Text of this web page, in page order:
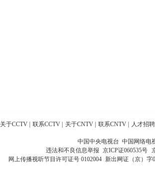
关于CCTV 联系CCTV 关于CNTV 联系CNTV 人才招聘
中国中央电视台 中国网络电
违法和不良信息举报 京ICP证060535号
网上传播视听节目许可证号 0102004 新出网证（京）